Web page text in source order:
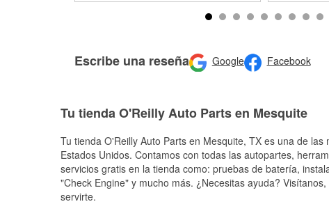
Escribe una reseña Google Facebook
Tu tienda O'Reilly Auto Parts en Mesquite
Tu tienda O'Reilly Auto Parts en Mesquite, TX es una de las
Estados Unidos. Contamos con todas las autopartes,
servicios gratis en la tienda como: pruebas de batería,
"Check Engine" y mucho más. ¿Necesitas ayuda?
servirte.